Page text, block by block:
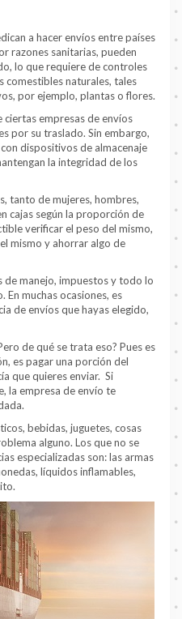
a hacer envíos entre países
razones sanitarias, pueden
lo que requiere de controles
comestibles naturales, tales
por ejemplo, plantas o flores.
ciertas empresas de envíos
por su traslado. Sin embargo,
dispositivos de almacenaje
la integridad de los
tanto de mujeres, hombres,
cajas según la proporción de
verificar el peso del mismo,
mismo y ahorrar algo de
manejo, impuestos y todo lo
muchas ocasiones, es
de envíos que hayas elegido,
de qué se trata eso? Pues es
es pagar una porción del
que quieres enviar. Si
la empresa de envío te
bebidas, juguetes, cosas
alguno. Los que no se
especializadas son: las armas
líquidos inflamables,